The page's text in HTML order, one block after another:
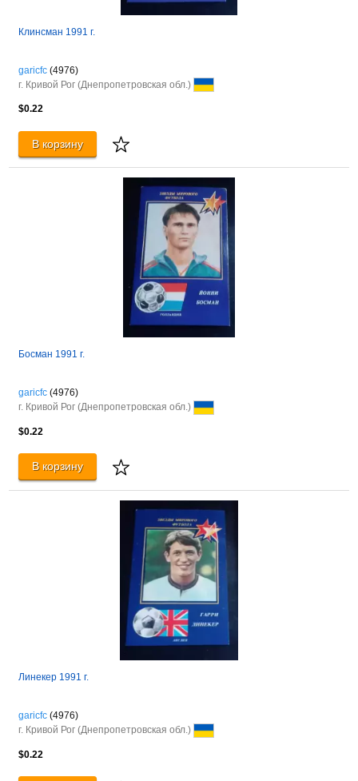
Клинсман 1991 г.
garicfc (4976)
г. Кривой Рог (Днепропетровская обл.)
$0.22
В корзину
Босман 1991 г.
garicfc (4976)
г. Кривой Рог (Днепропетровская обл.)
$0.22
В корзину
Линекер 1991 г.
garicfc (4976)
г. Кривой Рог (Днепропетровская обл.)
$0.22